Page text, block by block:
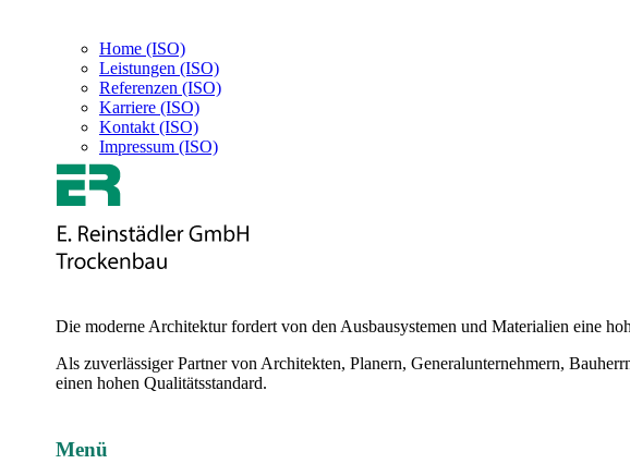
Home (ISO)
Leistungen (ISO)
Referenzen (ISO)
Karriere (ISO)
Kontakt (ISO)
Impressum (ISO)
Die moderne Architektur fordert von den Ausbausystemen und Materialien eine
Als zuverlässiger Partner von Architekten, Planern, Generalunternehmern,
einen hohen Qualitätsstandard.
Menü